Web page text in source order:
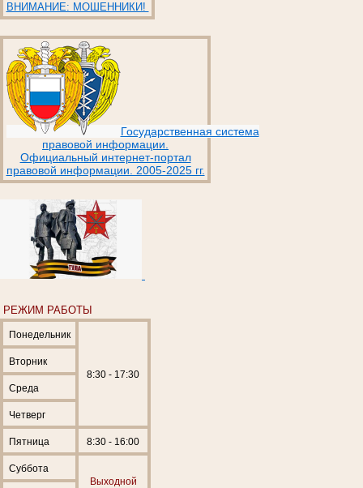
ВНИМАНИЕ: МОШЕННИКИ!
Государственная система
правовой информации.
Официальный интернет-портал
правовой информации. 2005-2025 гг.
РЕЖИМ РАБОТЫ
Понедельник
8:30 - 17:30
Вторник
Среда
Четверг
Пятница 8:30 - 16:00
Суббота
Выходной